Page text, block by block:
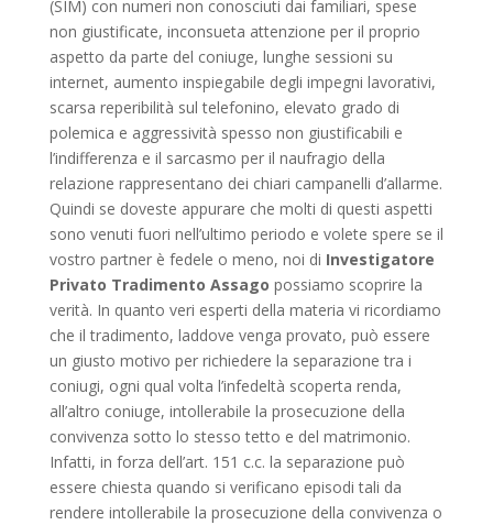
(SIM) con numeri non conosciuti dai familiari, spese
non giustificate, inconsueta attenzione per il proprio
aspetto da parte del coniuge, lunghe sessioni su
internet, aumento inspiegabile degli impegni lavorativi,
scarsa reperibilità sul telefonino, elevato grado di
polemica e aggressività spesso non giustificabili e
l’indifferenza e il sarcasmo per il naufragio della
relazione rappresentano dei chiari campanelli d’allarme.
Quindi se doveste appurare che molti di questi aspetti
sono venuti fuori nell’ultimo periodo e volete spere se il
vostro partner è fedele o meno, noi di Investigatore
Privato Tradimento Assago possiamo scoprire la
verità. In quanto veri esperti della materia vi ricordiamo
che il tradimento, laddove venga provato, può essere
un giusto motivo per richiedere la separazione tra i
coniugi, ogni qual volta l’infedeltà scoperta renda,
all’altro coniuge, intollerabile la prosecuzione della
convivenza sotto lo stesso tetto e del matrimonio.
Infatti, in forza dell’art. 151 c.c. la separazione può
essere chiesta quando si verificano episodi tali da
rendere intollerabile la prosecuzione della convivenza o